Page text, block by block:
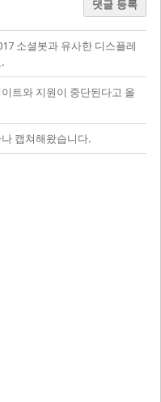
댓글 등록
소셜봇과 유사한 디스플레
트와 지원이 중단된다고 올
캡쳐해왔습니다.